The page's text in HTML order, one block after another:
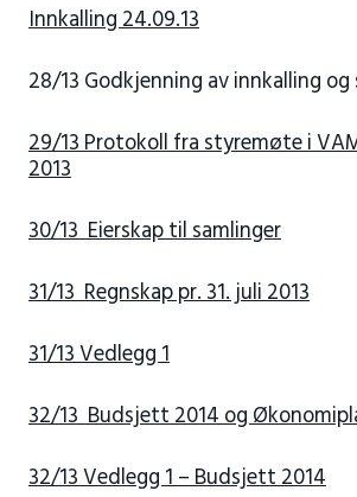
Innkalling 24.09.13
28/13 Godkjenning av innkalling
29/13 Protokoll fra styremøte i
2013
30/13 Eierskap til samlinger
31/13 Regnskap pr. 31. juli 2013
31/13 Vedlegg 1
32/13 Budsjett 2014 og
32/13 Vedlegg 1 – Budsjett 2014